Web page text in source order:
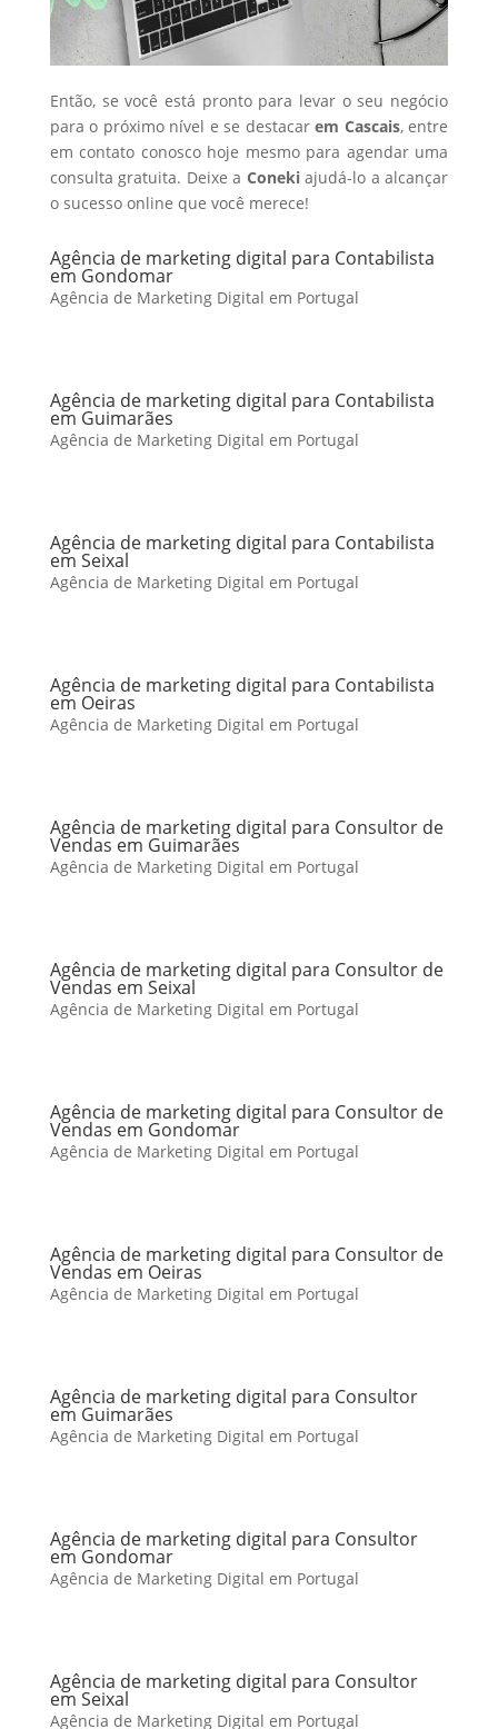
Então, se você está pronto para levar o seu negócio
para o próximo nível e se destacarem Cascais, entre
em contato conosco hoje mesmo para agendar uma
consulta gratuita. Deixe a Conekiajudá-lo a alcançar
o sucesso online que você merece!
Agência de marketing digital para Contabilista
em Gondomar
Agência de Marketing Digital em Portugal
Agência de marketing digital para Contabilista
em Guimarães
Agência de Marketing Digital em Portugal
Agência de marketing digital para Contabilista
em Seixal
Agência de Marketing Digital em Portugal
Agência de marketing digital para Contabilista
em Oeiras
Agência de Marketing Digital em Portugal
Agência de marketing digital para Consultor de
Vendas em Guimarães
Agência de Marketing Digital em Portugal
Agência de marketing digital para Consultor de
Vendas em Seixal
Agência de Marketing Digital em Portugal
Agência de marketing digital para Consultor de
Vendas em Gondomar
Agência de Marketing Digital em Portugal
Agência de marketing digital para Consultor de
Vendas em Oeiras
Agência de Marketing Digital em Portugal
Agência de marketing digital para Consultor
em Guimarães
Agência de Marketing Digital em Portugal
Agência de marketing digital para Consultor
em Gondomar
Agência de Marketing Digital em Portugal
Agência de marketing digital para Consultor
em Seixal
Agência de Marketing Digital em Portugal